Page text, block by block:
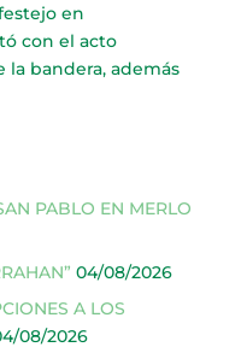
en
con el acto
bandera, además
PABLO EN MERLO
04/08/2026
A LOS
08/2026